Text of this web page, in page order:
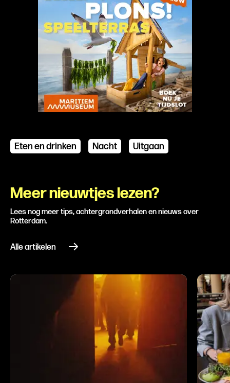
Eten en drinken Nacht Uitgaan
Meer nieuwtjes lezen?
Lees nog meer tips, achtergrondverhalen en nieuws over
Rotterdam.
Alle artikelen